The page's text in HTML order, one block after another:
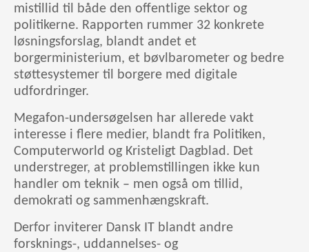
mistillid til både den offentlige sektor og
politikerne. Rapporten rummer 32 konkrete
løsningsforslag, blandt andet et
borgerministerium, et bøvlbarometer og bedre
støttesystemer til borgere med digitale
udfordringer.
Megafon-undersøgelsen har allerede vakt
interesse i flere medier, blandt fra Politiken,
Computerworld og Kristeligt Dagblad. Det
understreger, at problemstillingen ikke kun
handler om teknik – men også om tillid,
demokrati og sammenhængskraft.
Derfor inviterer Dansk IT blandt andre
forsknings-, uddannelses- og